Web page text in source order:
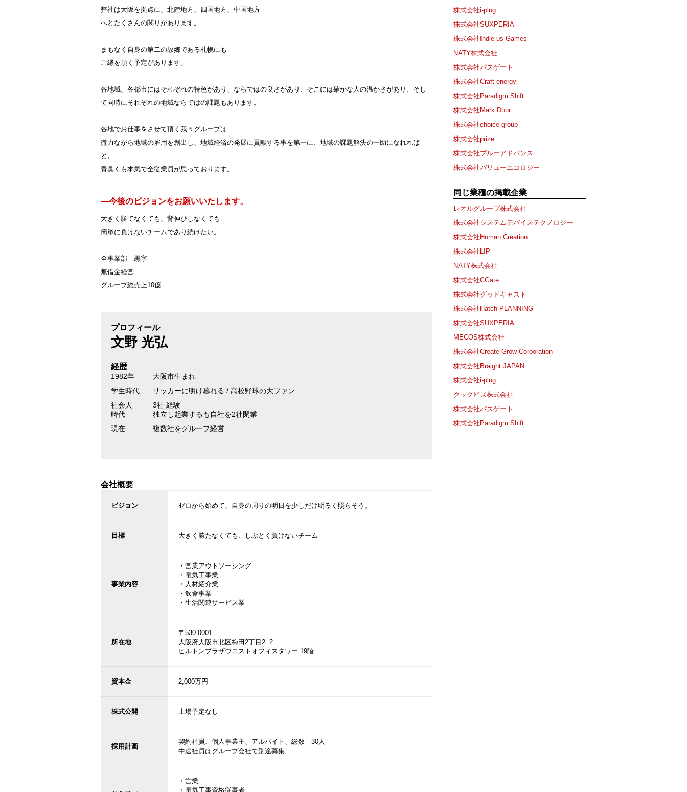
弊社は大阪を拠点に、北陸地方、四国地方、中国地方
へとたくさんの関りがあります。
まもなく自身の第二の故郷である札幌にも
ご縁を頂く予定があります。
各地域、各都市にはそれぞれの特色があり、ならではの良さがあり、そこには確かな人の温かさがあり、そし
て同時にそれぞれの地域ならではの課題もあります。
各地でお仕事をさせて頂く我々グループは
微力ながら地域の雇用を創出し、地域経済の発展に貢献する事を第一に、地域の課題解決の一助になれれば
と、
青臭くも本気で全従業員が思っております。
―今後のビジョンをお願いいたします。
大きく勝てなくても、背伸びしなくても
簡単に負けないチームであり続けたい。
全事業部 黒字
無借金経営
グループ総売上10億
プロフィール
文野 光弘
経歴
1982年
大阪市生まれ
学生時代
サッカーに明け暮れる / 高校野球の大ファン
社会人
時代
3社 経験
独立し起業するも自社を2社閉業
現在
複数社をグループ経営
会社概要
ビジョン ゼロから始めて、自身の周りの明日を少しだけ明るく照らそう。
目標 大きく勝たなくても、しぶとく負けないチーム
事業内容
・営業アウトソーシング
・電気工事業
・人材紹介業
・飲食事業
・生活関連サービス業
所在地
〒530-0001
大阪府大阪市北区梅田2丁目2−2
ヒルトンプラザウエストオフィスタワー 19階
資本金 2,000万円
株式公開 上場予定なし
採用計画
契約社員、個人事業主、アルバイト、総数 30人
中途社員はグループ会社で別途募集
・営業
・電気工事資格従事者
株式会社i-plug
株式会社SUXPERIA
株式会社Indie-us Games
NATY株式会社
株式会社パスゲート
株式会社Craft energy
株式会社Paradigm Shift
株式会社Mark Door
株式会社choice group
株式会社prize
株式会社ブルーアドバンス
株式会社バリューエコロジー
同じ業種の掲載企業
レオルグループ株式会社
株式会社システムデバイステクノロジー
株式会社Human Creation
株式会社LIP
NATY株式会社
株式会社CGate
株式会社グッドキャスト
株式会社Hatch PLANNING
株式会社SUXPERIA
MECOS株式会社
株式会社Create Grow Corporation
株式会社Braight JAPAN
株式会社i-plug
クックビズ株式会社
株式会社パスゲート
株式会社Paradigm Shift